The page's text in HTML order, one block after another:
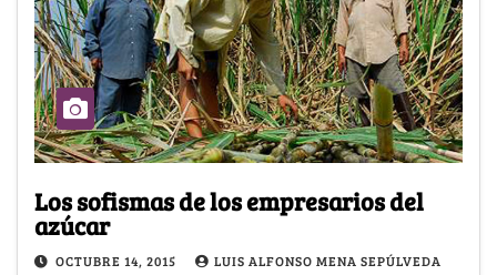
Los sofismas de los empresarios del
azúcar
OCTUBRE 14, 2015 LUIS ALFONSO MENA SEPÚLVEDA